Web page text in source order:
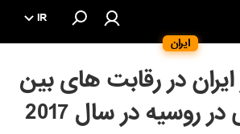
ایران
IR
در رقابت های بین
روسیه در سال 2017